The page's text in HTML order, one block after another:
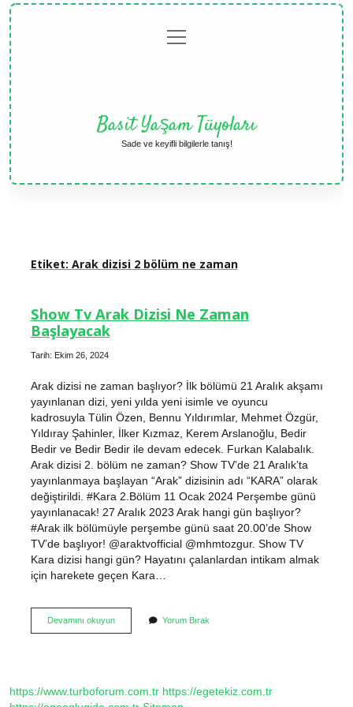
menüyü
aç
Basit Yaşam Tüyoları
Sade ve keyifli bilgilerle tanış!
Etiket: Arak dizisi 2 bölüm ne zaman
Show Tv Arak Dizisi Ne Zaman
Başlayacak
Tarih: Ekim 26, 2024
Arak dizisi ne zaman başlıyor? İlk bölümü 21 Aralık akşamı
yayınlanan dizi, yeni yılda yeni isimle ve oyuncu
kadrosuyla Tülin Özen, Bennu Yıldırımlar, Mehmet Özgür,
Yıldıray Şahinler, İlker Kızmaz, Kerem Arslanoğlu, Bedir
Bedir ve Bedir Bedir ile devam edecek. Furkan Kalabalık.
Arak dizisi 2. bölüm ne zaman? Show TV’de 21 Aralık’ta
yayınlanmaya başlayan “Arak” dizisinin adı “KARA” olarak
değiştirildi. #Kara 2.Bölüm 11 Ocak 2024 Perşembe günü
yayınlanacak! 27 Aralık 2023 Arak hangi gün başlıyor?
#Arak ilk bölümüyle perşembe günü saat 20.00’de Show
TV’de başlıyor! @araktvofficial @mhmtozgur. Show TV
Kara dizisi hangi gün? Hayatını çalanlardan intikam almak
için harekete geçen Kara…
Devamını okuyunShow
Tv
Başlayacak
Yorum Bırak
https://www.turboforum.com.tr https://egetekiz.com.tr